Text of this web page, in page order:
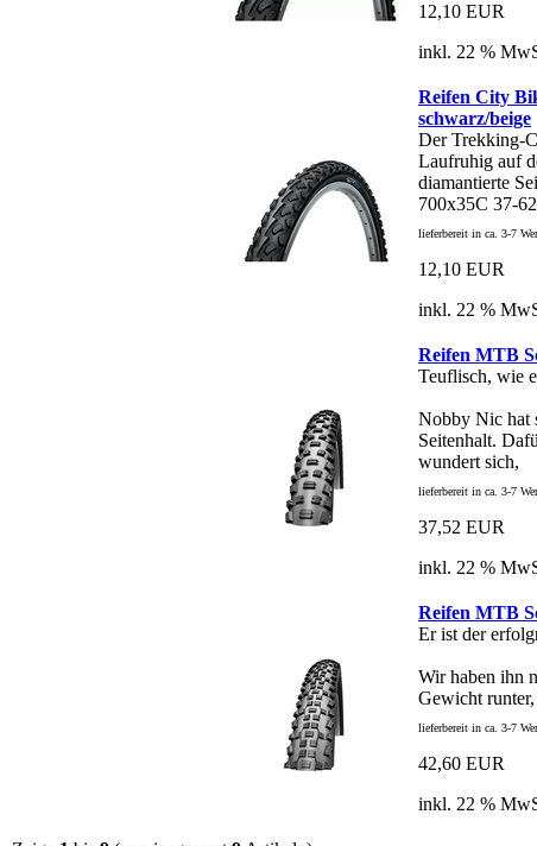
12,10 EUR
inkl. 22 %
Reifen City
schwarz/beige
Der Trekking-
Laufruhig auf
diamantierte
700x35C 37-
lieferbereit in ca. 3-7
12,10 EUR
inkl. 22 %
Reifen MTB
Teuflisch, wie
Nobby Nic hat
Seitenhalt.
wundert sich,
lieferbereit in ca. 3-7
37,52 EUR
inkl. 22 %
Reifen MTB
Er ist der
Wir haben ihn
Gewicht
lieferbereit in ca. 3-7
42,60 EUR
inkl. 22 %